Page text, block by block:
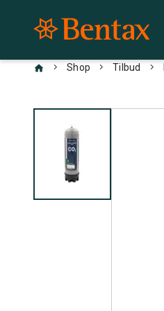
chevron_right Shop chevron_right Tilbud chevron_right